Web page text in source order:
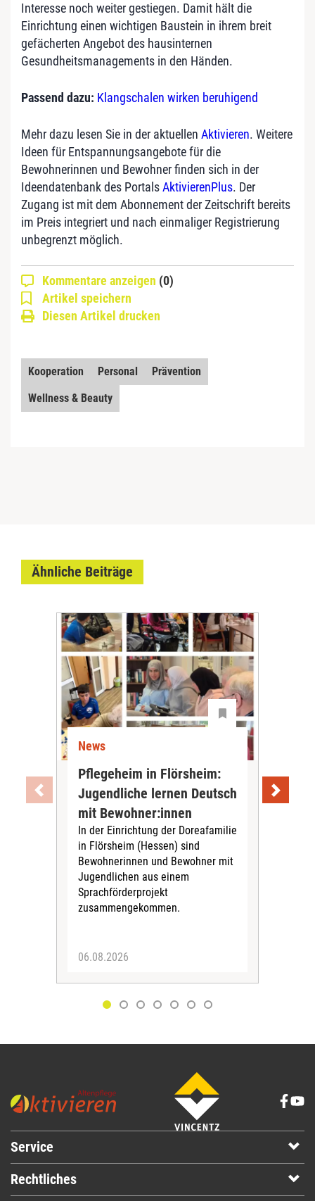
Interesse noch weiter gestiegen. Damit hält die
Einrichtung einen wichtigen Baustein in ihrem breit
gefächerten Angebot des hausinternen
Gesundheitsmanagements in den Händen.
Passend dazu: Klangschalen wirken beruhigend
Mehr dazu lesen Sie in der aktuellen Aktivieren. Weitere
Ideen für Entspannungsangebote für die
Bewohnerinnen und Bewohner finden sich in der
Ideendatenbank des PortalsAktivierenPlus. Der
Zugang ist mit dem Abonnement der Zeitschrift bereits
im Preis integriert und nach einmaliger Registrierung
unbegrenzt möglich.
Kommentare anzeigen (0)
Artikel speichern
Diesen Artikel drucken
Kooperation Personal
Prävention
Wellness & Beauty
Ähnliche Beiträge
News
Pflegeheim in Flörsheim:
Jugendliche lernen Deutsch
mit Bewohner:innen
In der Einrichtung der Doreafamilie
in Flörsheim (Hessen) sind
Bewohnerinnen und Bewohner mit
Jugendlichen aus einem
Sprachförderprojekt
zusammengekommen.
06.08.2026
Service
Rechtliches